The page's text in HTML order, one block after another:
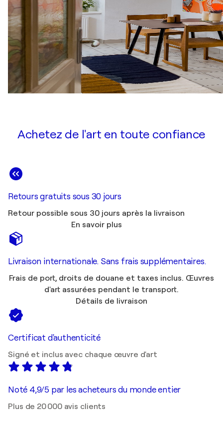
Achetez de l'art en toute confiance
Retours gratuits sous 30 jours
Retour possible sous 30 jours après la livraison
En savoir plus
Livraison internationale. Sans frais supplémentaires.
Frais de port, droits de douane et taxes inclus. Œuvres
d'art assurées pendant le transport.
Détails de livraison
Certificat d'authenticité
Signé et inclus avec chaque œuvre d'art
Noté 4,9/5 par les acheteurs du monde entier
Plus de 20 000 avis clients